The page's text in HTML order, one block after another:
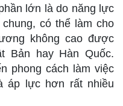
lớn là do năng lực
có thể làm cho
không cao được
Bản hay Hàn Quốc.
phong cách làm việc
áp lực hơn rất nhiều